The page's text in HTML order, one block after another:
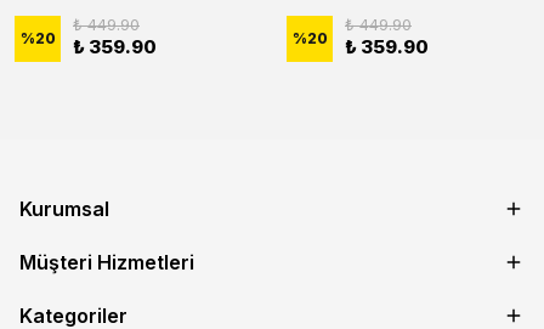
%20
₺ 449.90
₺ 359.90 %20
₺ 449.90
₺ 359.90
Kurumsal
Müşteri Hizmetleri
Kategoriler